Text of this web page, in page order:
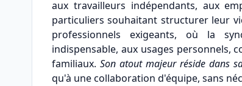
aux travailleurs indépendants, aux
particuliers souhaitant structurer leur
professionnels exigeants, où la
indispensable, aux usages personnels,
familiaux. Son atout majeur réside dans
qu'à une collaboration d'équipe, sans